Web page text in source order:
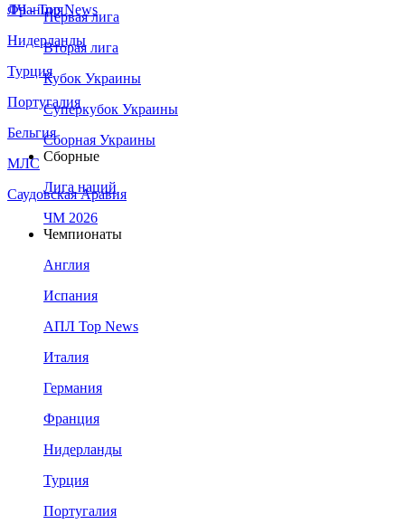
Франция
Нидерланды
Турция
Португалия
Бельгия
МЛС
Саудовская Аравия
ЛЧ - Top News
Первая лига
Вторая лига
Кубок Украины
Суперкубок Украины
Сборная Украины
Сборные
Лига наций
ЧМ 2026
Чемпионаты
Англия
Испания
АПЛ Top News
Италия
Германия
Франция
Нидерланды
Турция
Португалия